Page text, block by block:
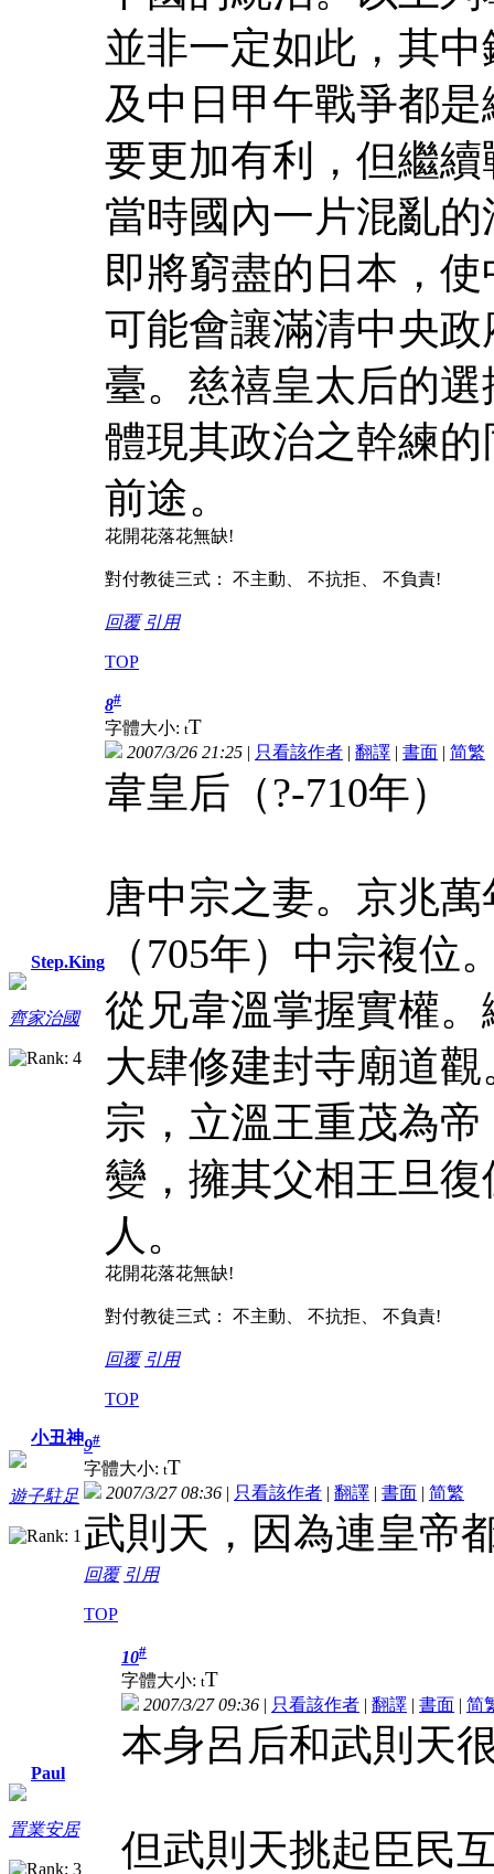
並非一定如此，其
及中日甲午戰爭都
要更加有利，但繼
當時國內一片混亂
即將窮盡的日本，
可能會讓滿清中央
臺。慈禧皇太后的
體現其政治之幹練
前途。
花開花落花無缺!
對付教徒三式： 不主動、 不抗拒、 不負責!
回覆 引用
TOP
Step.King
齊家治國
8#
字體大小: tT
2007/3/26 21:25 | 只看該作者 | 翻譯 | 書面 | 简繁
韋皇后（?-710年）
唐中宗之妻。京兆
（705年）中宗複
從兄韋溫掌握實權
大肆修建封寺廟道
宗，立溫王重茂為
變，擁其父相王旦
人。
花開花落花無缺!
對付教徒三式： 不主動、 不抗拒、 不負責!
回覆 引用
TOP
小丑神
遊子駐足
9#
字體大小: tT
2007/3/27 08:36 | 只看該作者 | 翻譯 | 書面 | 简繁
武則天，因為連皇帝
回覆 引用
TOP
Paul
置業安居
10#
字體大小: tT
2007/3/27 09:36 | 只看該作者 | 翻譯 | 書面 | 简
本身呂后和武則天
但武則天挑起臣民